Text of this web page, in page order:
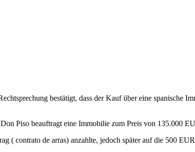
bestätigt, dass der Kauf über eine spanische
Piso beauftragt eine Immobilie zum Preis von 135.000
( contrato de arras) anzahlte, jedoch später auf die 500